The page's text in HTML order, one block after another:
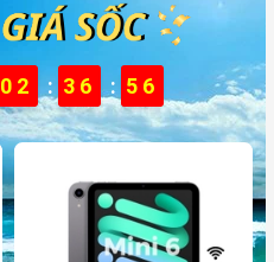
02 : 36 : 54